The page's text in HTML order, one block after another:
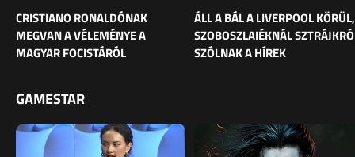
CRISTIANO RONALDÓNAK
MEGVAN A VÉLEMÉNYE A
MAGYAR FOCISTÁRÓL
ÁLL A BÁL A LIVERPOOL KÖRÜL,
SZOBOSZLAIÉKNÁL
SZÓLNAK A HÍREK
GAMESTAR